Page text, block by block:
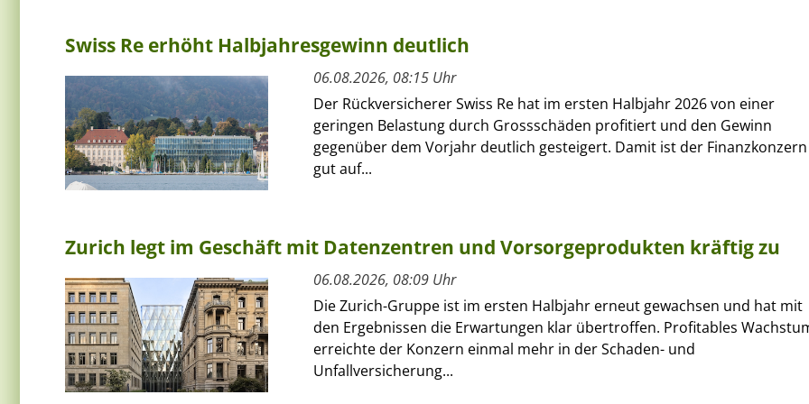
Swiss Re erhöht Halbjahresgewinn deutlich
06.08.2026, 08:15 Uhr
Der Rückversicherer Swiss Re hat im ersten Halbjahr 2026 von einer
geringen Belastung durch Grossschäden profitiert und den Gewinn
gegenüber dem Vorjahr deutlich gesteigert. Damit ist der Finanzkonzern
gut auf...
Zurich legt im Geschäft mit Datenzentren und Vorsorgeprodukten kräftig zu
06.08.2026, 08:09 Uhr
Die Zurich-Gruppe ist im ersten Halbjahr erneut gewachsen und hat mit
den Ergebnissen die Erwartungen klar übertroffen. Profitables
erreichte der Konzern einmal mehr in der Schaden- und
Unfallversicherung...